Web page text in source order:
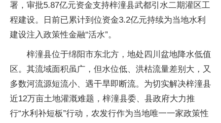
署，审批5.87亿元资金支持梓潼县武都引水二期灌区工
程建设。日前已累计到位资金3.2亿元持续为当地水利
建设注入政策性金融“活水”。
梓潼县位于绵阳市东北方，地处四川盆地降水低值
区。其流域面积虽广，但水位低、洪枯流量差别大，又
多数河流源短流小、遇干旱即断流。为切实解决梓潼县
近12万亩土地灌溉难题，梓潼县委、县政府大力推
行“水利补短板”行动，农发行作为当地唯一一家政策性